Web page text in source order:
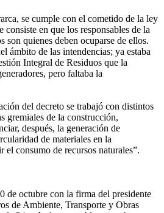
se cumple con el cometido de la ley
consiste en que los responsables de la
son quienes deben ocuparse de ellos.
ámbito de las intendencias; ya estaba
Integral de Residuos que la
pero faltaba la
del decreto se trabajó con distintos
gremiales de la construcción,
después, la generación de
de materiales en la
consumo de recursos naturales”.
de octubre con la firma del presidente
de Ambiente, Transporte y Obras